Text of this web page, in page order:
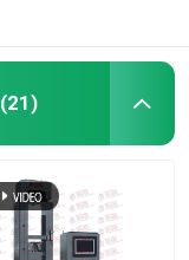
(21)